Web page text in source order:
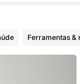
Ferramentas &